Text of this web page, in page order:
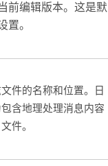
前编辑版本。这是默
置。
件的名称和位置。日
含地理处理消息内容
件。